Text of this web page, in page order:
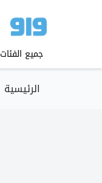
جميع الفئات
الرئيسية